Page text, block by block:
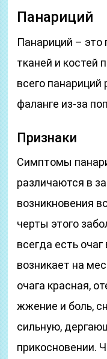
Панариций
Панариций – это
тканей и костей
всего панариций
фаланге из-за
Признаки
Симптомы
различаются в
возникновения
черты этого
всегда есть
возникает на
очага красная,
жжение и боль,
сильную,
прикосновении.